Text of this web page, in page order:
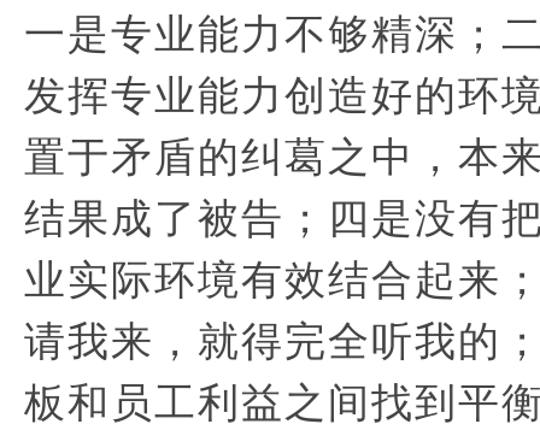
一是专业能力不够精深；
发挥专业能力创造好的环
置于矛盾的纠葛之中，本
结果成了被告；四是没有
业实际环境有效结合起来
请我来，就得完全听我的
板和员工利益之间找到平